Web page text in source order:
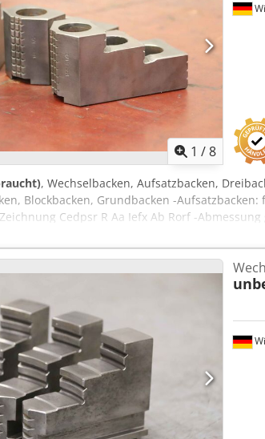
1 /8
, Wechselbacken, Aufsatzbacken,
Blockbacken, Grundbacken -
Cedpsr R Aa Iefx Ab Rorf -